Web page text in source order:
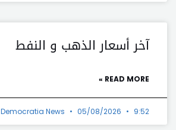
آخر أسعار الذهب و النفط
READ MORE »
Democratia News 05/08/2026 9:52 ص